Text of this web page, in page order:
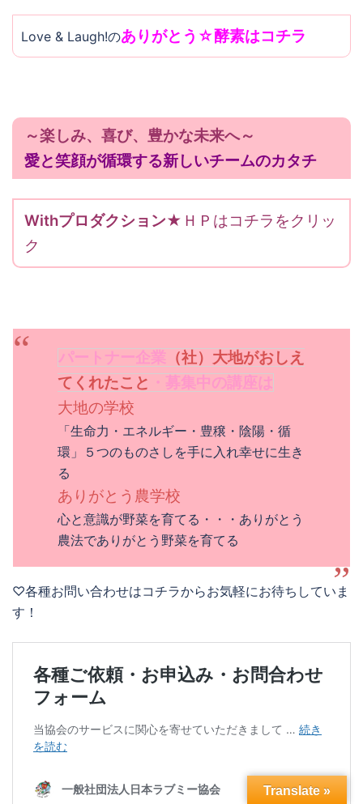
Love & Laugh!のありがとう☆酵素はコチラ
～楽しみ、喜び、豊かな未来へ～
愛と笑顔が循環する新しいチームのカタチ
Withプロダクション★ＨＰはコチラをクリッ
ク
パートナー企業 （社）大地がおしえ
てくれたこと ・募集中の講座は
大地の学校
「生命力・エネルギー・豊穣・陰陽・循
環」５つのものさしを手に入れ幸せに生き
る
ありがとう農学校
心と意識が野菜を育てる・・・ありがとう
農法でありがとう野菜を育てる
♡各種お問い合わせはコチラからお気軽にお待ちしていま
す！
Translate »